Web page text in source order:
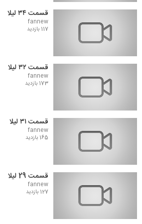
قسمت ۳۴ لیلا
fannew
117 بازدید
قسمت ۳۲ لیلا
fannew
173 بازدید
قسمت ۳۱ لیلا
fannew
165 بازدید
قسمت 29 لیلا
fannew
127 بازدید